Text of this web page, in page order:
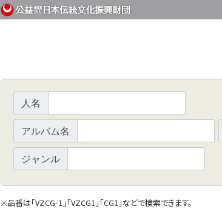
人名
アルバム名
ジャンル
※品番は「VZCG-1」「VZCG1」「CG1」などで検索できます。